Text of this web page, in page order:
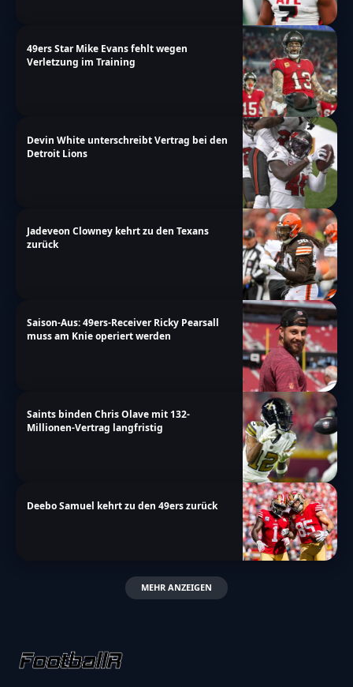
49ers Star Mike Evans fehlt wegen
Verletzung im Training
Devin White unterschreibt Vertrag bei den
Detroit Lions
Jadeveon Clowney kehrt zu den Texans
zurück
Saison-Aus: 49ers-Receiver Ricky Pearsall
muss am Knie operiert werden
Saints binden Chris Olave mit 132-
Millionen-Vertrag langfristig
Deebo Samuel kehrt zu den 49ers zurück
MEHR ANZEIGEN